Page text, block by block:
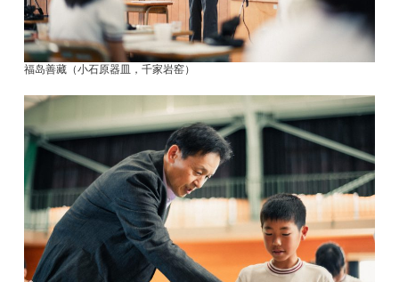
福岛善藏（小石原器皿，千家岩窑）